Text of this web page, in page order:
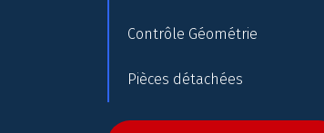
Contrôle Géométrie
Pièces détachées